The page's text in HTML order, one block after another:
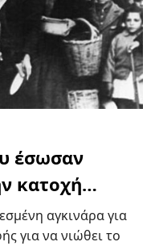
έσωσαν
κατοχή…
αγκινάρα για
για να νιώθει το